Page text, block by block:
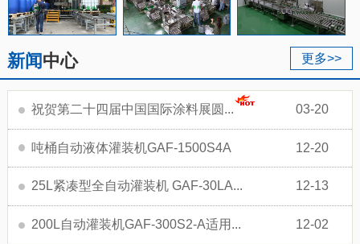
更多>>
新闻中心
03-20
祝贺第二十四届中国国际涂料展圆...
12-20
吨桶自动液体灌装机GAF-1500S4A
12-13
25L紧凑型全自动灌装机 GAF-30LA...
12-02
200L自动灌装机GAF-300S2-A适用...